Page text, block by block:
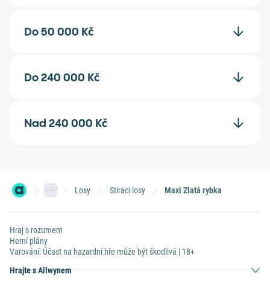
Do 50 000 Kč
Do 240 000 Kč
Nad 240 000 Kč
Losy Stírací losy Maxi Zlatá rybka
Hraj s rozumem
Herní plány
Varování: Účast na hazardní hře může být škodlivá | 18+
Hrajte s Allwynem